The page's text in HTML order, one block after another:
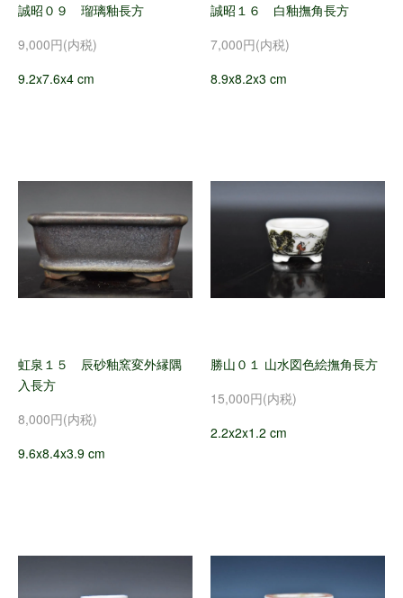
誠昭０９ 瑠璃釉長方
9,000円(内税)
9.2x7.6x4 cm
誠昭１６ 白釉撫角長方
7,000円(内税)
8.9x8.2x3 cm
虹泉１５ 辰砂釉窯変外縁隅
入長方
8,000円(内税)
9.6x8.4x3.9 cm
勝山０１ 山水図色絵撫角長方
15,000円(内税)
2.2x2x1.2 cm